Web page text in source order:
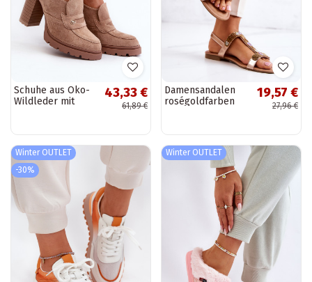
Schuhe aus Öko-
Wildleder mit
43,33 €
61,89 €
Damensandalen
roségoldfarben
19,57 €
27,96 €
Winter OUTLET
-30%
Winter OUTLET